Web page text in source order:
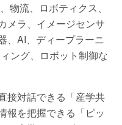
物流、ロボティクス、
メラ、イメージセンサ
、AI、ディープラーニ
ング、ロボット制御な
接対話できる「産学共
報を把握できる「ピッ